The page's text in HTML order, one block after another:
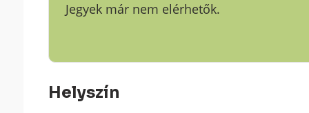
Jegyek már nem elérhetők.
Helyszín